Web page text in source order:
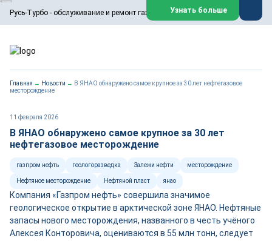
Русь-Турбо - обслуживание и ремонт газовых паровых турбин
ООО «Русь-Турбо» занимается сервисом газовых и паровых
турбин, комплексным ремонтом, восстановлением,
техническим обслуживанием оборудования ТЭС,
работают на нефтегазовых, нефтехимических,
металлургических и других предприятиях.
Реклама. ООО «Русь-Турбо», ИНН 7802588950
erid: F7NfYUJCUneVdwPs4znf
Узнать больше
Главная → Новости → В ЯНАО обнаружено самое крупное за 30 лет нефтегазовое
месторождение
11 февраля 2026
В ЯНАО обнаружено самое крупное за 30 лет
нефтегазовое месторождение
газпром нефть геологоразведка Залежи нефти месторождение
Нефтяное месторождение Нефтяной пласт янао
Компания «Газпром нефть» совершила значимое
геологическое открытие в арктической зоне ЯНАО. Нефтяные
запасы нового месторождения, названного в честь учёного
Алексея Конторовича, оцениваются в 55 млн тонн, следует